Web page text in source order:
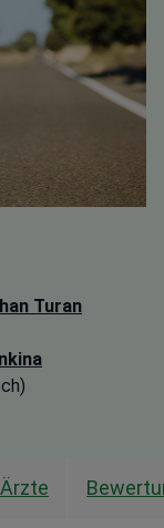
Turan
Ärzte